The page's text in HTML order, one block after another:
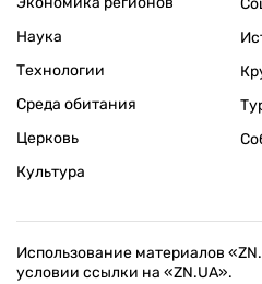
Наука
Технологии
Среда обитания
Церковь
Культура
Использование материалов
условии ссылки на «ZN.UA».